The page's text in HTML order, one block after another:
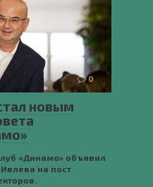
0
новым
«Динамо» объявил
на пост